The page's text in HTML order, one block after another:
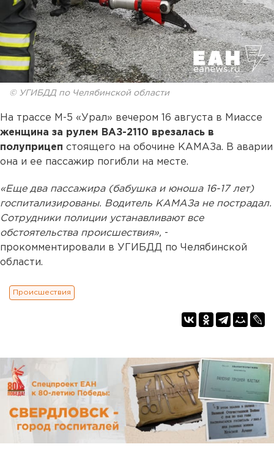
© УГИБДД по Челябинской области
На трассе М-5 «Урал» вечером 16 августа в Миассе
женщина за рулем ВАЗ-2110 врезалась в
полуприцеп стоящего на обочине КАМАЗа. В аварии
она и ее пассажир погибли на месте.
«Еще два пассажира (бабушка и юноша 16-17 лет)
госпитализированы. Водитель КАМАЗа не пострадал.
Сотрудники полиции устанавливают все
обстоятельства происшествия», -
прокомментировали в УГИБДД по Челябинской
области.
Происшествия